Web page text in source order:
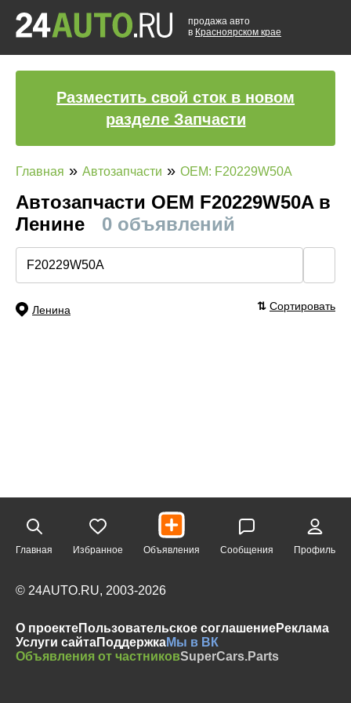
продажа авто
в Красноярском крае
Разместить свой сток в новом
разделе Запчасти
Главная » Автозапчасти » OEM: F20229W50A
Автозапчасти ОЕМ F20229W50A в
Ленине
0 объявлений
Ленина ⇅ Сортировать
Главная Избранное Объявления Сообщения Профиль
© 24AUTO.RU, 2003-2026
О проектеПользовательское соглашениеРеклама
Услуги сайтаПоддержкаМы в ВК
Объявления от частниковSuperCars.Parts